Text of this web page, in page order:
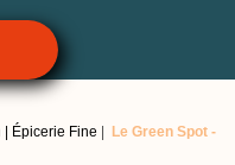
Épicerie Fine
Le Green Spot -